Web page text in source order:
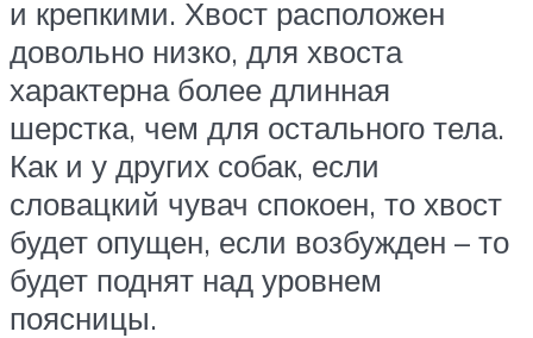
и крепкими. Хвост расположен
довольно низко, для хвоста
характерна более длинная
шерстка, чем для остального тела.
Как и у других собак, если
словацкий чувач спокоен, то хвост
будет опущен, если возбужден – то
будет поднят над уровнем
поясницы.